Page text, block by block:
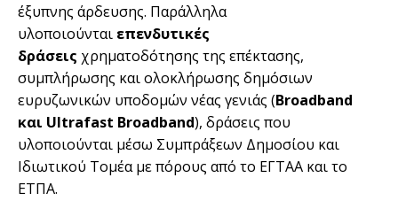
έξυπνης άρδευσης. Παράλληλα
υλοποιούνται επενδυτικές
δράσεις χρηματοδότησης της επέκτασης,
συμπλήρωσης και ολοκλήρωσης δημόσιων
ευρυζωνικών υποδομών νέας γενιάς (Broadband
και Ultrafast Broadband), δράσεις που
υλοποιούνται μέσω Συμπράξεων Δημοσίου και
Ιδιωτικού Τομέα με πόρους από το ΕΓΤΑΑ και το
ΕΤΠΑ.